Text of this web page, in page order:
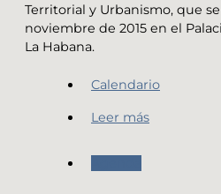
Territorial y Urbanismo, que
noviembre de 2015 en el
La Habana.
Calendario
Leer más